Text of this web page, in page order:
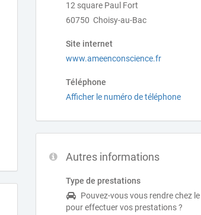
12 square Paul Fort
60750 Choisy-au-Bac
Site internet
www.ameenconscience.fr
Téléphone
Afficher le numéro de téléphone
Autres informations
Type de prestations
Pouvez-vous vous rendre chez
pour effectuer vos prestations ?